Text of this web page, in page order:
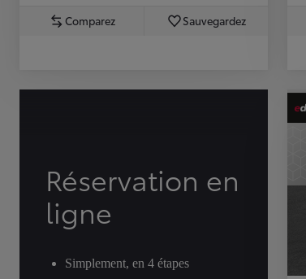
Comparez Sauvegardez
Réservation en
ligne
Simplement, en 4 étapes